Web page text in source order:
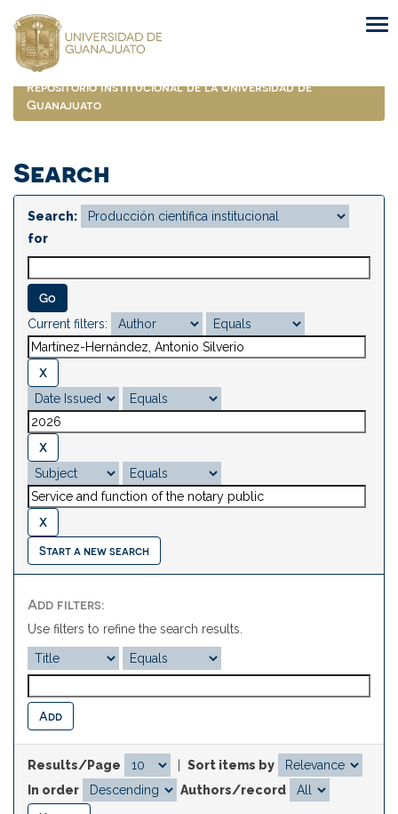
navigation
Repositorio Institucional de la Universidad de
Guanajuato
Search
Search:
for
Current filters:
Start a new search
Add filters:
Use filters to refine the search results.
Results/Page
Sort items by
In order
Authors/record